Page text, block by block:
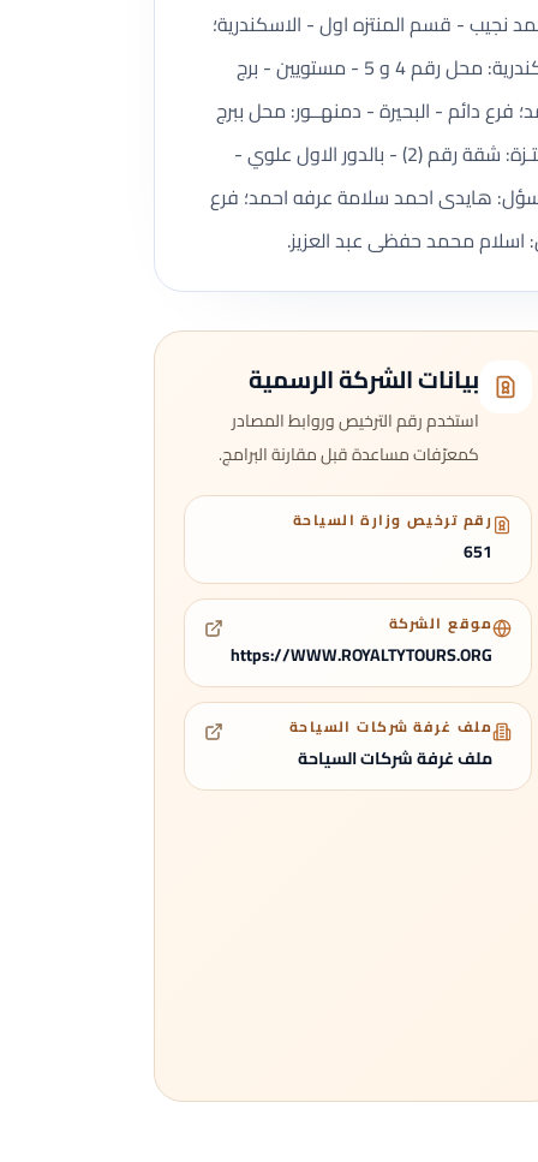
- برج الاخلاص - ميدان محمد نجيب - قسم المنتزه اول - الاسكندرية؛
محل رقم (1) بالدور الارضى – العقار رقم (16) - ش الغرفة التجارية - قسم العطارين. تفاصيل الفروع: مقر رئيسي - الاسكندرية: محل رقم 4 و 5 - مستويين - برج
دائم - البحيرة - دمنهــور: محل ببرج
القصر الابيض - ش الجيش امام مدرية الامن | المدير المسؤل: السيد عبدالعزيز احمد عبيد؛ فرع دائم - الاسكندرية - المنتـزة: شقة رقم (2) - بالدور الاول علوي -
المسؤل: هايدى احمد سلامة عرفه احمد؛ فرع
بيانات الشركة الرسمية
استخدم رقم الترخيص وروابط المصادر
كمعرّفات مساعدة قبل مقارنة البرامج.
رقم ترخيص وزارة السياحة
651
موقع الشركة
https://WWW.ROYALTYTOURS.ORG
ملف غرفة شركات السياحة
ملف غرفة شركات السياحة